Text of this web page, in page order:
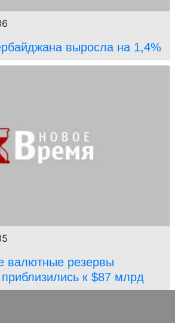
выросла на 1,4%
валютные резервы
к $87 млрд